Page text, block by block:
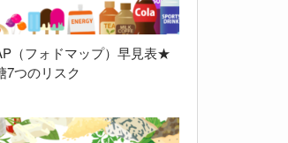
（フォドマップ）早見表★
7つのリスク